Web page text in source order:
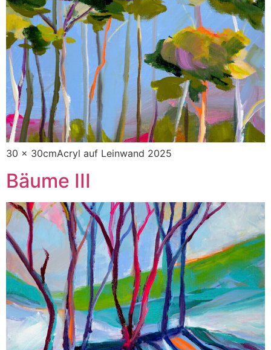
30 x 30cmAcryl auf Leinwand 2025
Bäume III